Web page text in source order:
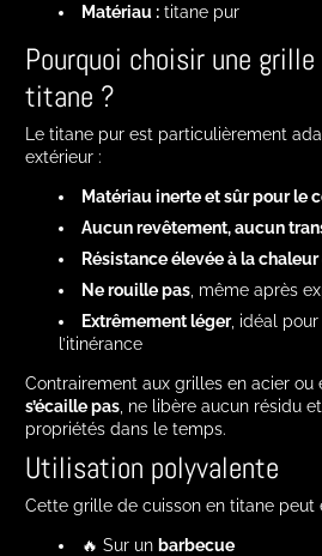
Matériau : titane pur
Pourquoi choisir une
titane ?
Le titane pur est particulièrement
extérieur :
Matériau inerte et sûr pour le
Aucun revêtement, aucun
Résistance élevée à la
Ne rouille pas , même après
Extrêmement léger, idéal
l’itinérance
Contrairement aux grilles en acier ou
s’écaille pas , ne libère aucun résidu
propriétés dans le temps.
Utilisation polyvalente
Cette grille de cuisson en titane peut
🔥 Sur un barbecue